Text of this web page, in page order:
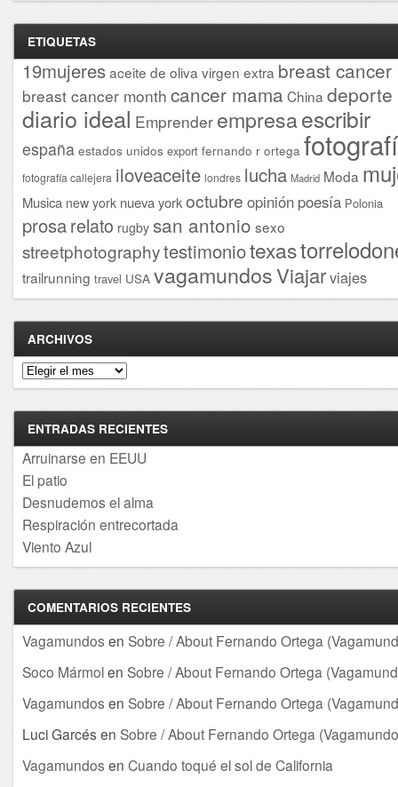
ETIQUETAS
19mujeresaceite de oliva virgen extra breast cancer
breast cancer month cancer mama China deporte
diario ideal Emprender empresaescribir
españa estados unidos export fernando r ortega
fotografía callejera iloveaceite londres lucha Madrid Moda
Musica new york nueva yorkoctubre opinión poesía Polonia
prosarelato rugby san antonio sexo
streetphotographytestimoniotexas
trailrunning travel USA vagamundosViajarviajes
ARCHIVOS
Archivos
ENTRADAS RECIENTES
Arruinarse en EEUU
El patio
Desnudemos el alma
Respiración entrecortada
Viento Azul
COMENTARIOS RECIENTES
Vagamundos en Sobre / About Fernando Ortega
Soco Mármolen Sobre / About Fernando Ortega
Vagamundos en Sobre / About Fernando Ortega
Luci Garcés en Sobre / About Fernando Ortega
Vagamundos en Cuando toqué el sol de California